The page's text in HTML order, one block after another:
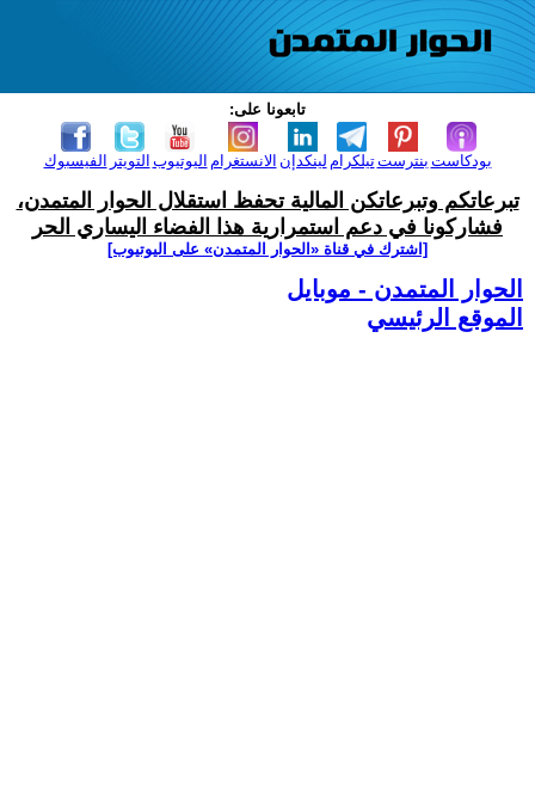
تابعونا على:
الفيسبوك التويتر اليوتيوب الانستغرام لينكدإن تيلكرامبنترست بودكاست
تبرعاتكم وتبرعاتكن المالية تحفظ استقلال الحوار المتمدن،
فشاركونا في دعم استمرارية هذا الفضاء اليساري الحر
[اشترك في قناة ‫«الحوار المتمدن» على اليوتيوب]
الحوار المتمدن - موبايل
الموقع الرئيسي